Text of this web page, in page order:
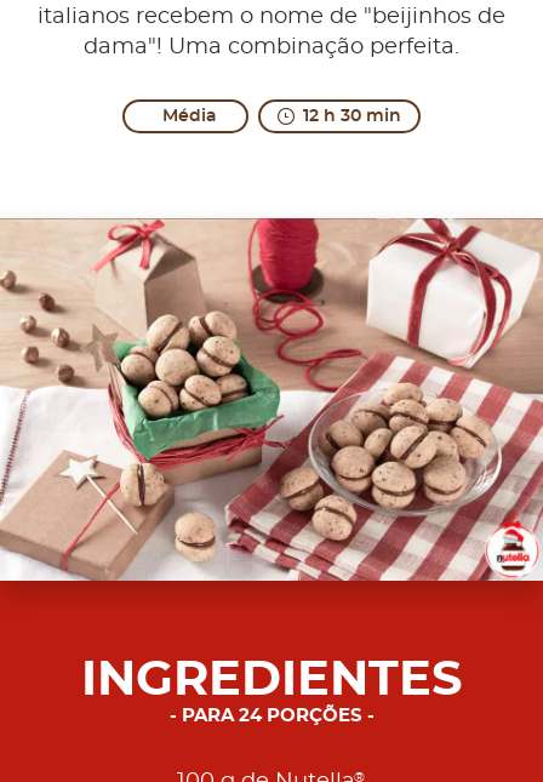
italianos recebem o nome de "beijinhos de
dama"! Uma combinação perfeita.
Média 12 h 30 min
INGREDIENTES
PARA 24 PORÇÕES
®